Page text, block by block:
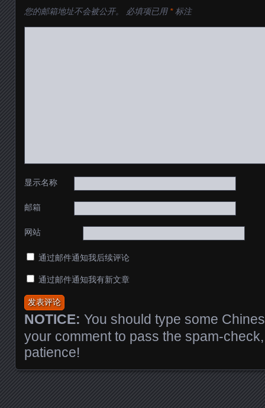
您的邮箱地址不会被公开。 必填项已用 *标注
显示名称
邮箱
网站
通过邮件通知我后续评论
通过邮件通知我有新文章
NOTICE: You should type some
your comment to pass the spam-
patience!